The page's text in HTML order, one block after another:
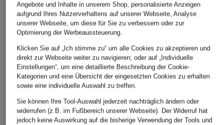
Angebote und Inhalte in unserem Shop, personalisierte Anzeigen
aufgrund Ihres Nutzerverhaltens auf unserer Webseite, Analyse
unserer Webseite, um diese für Sie zu verbessern oder zur
Optimierung der Werbeaussteuerung.
Klicken Sie auf „Ich stimme zu“ um alle Cookies zu akzeptieren und
direkt zur Webseite weiter zu navigieren; oder auf „Individuelle
Einstellungen“, um eine detaillierte Beschreibung der Cookie-
Kategorien und eine Übersicht der eingesetzten Cookies zu erhalten
sowie eine individuelle Auswahl zu treffen.
Sie können Ihre Tool-Auswahl jederzeit nachträglich ändern oder
widerrufen (z.B. im Fußbereich unserer Webseite). Der Widerruf hat
jedoch keine Auswirkung auf die bisherige Verwendung der Tools und